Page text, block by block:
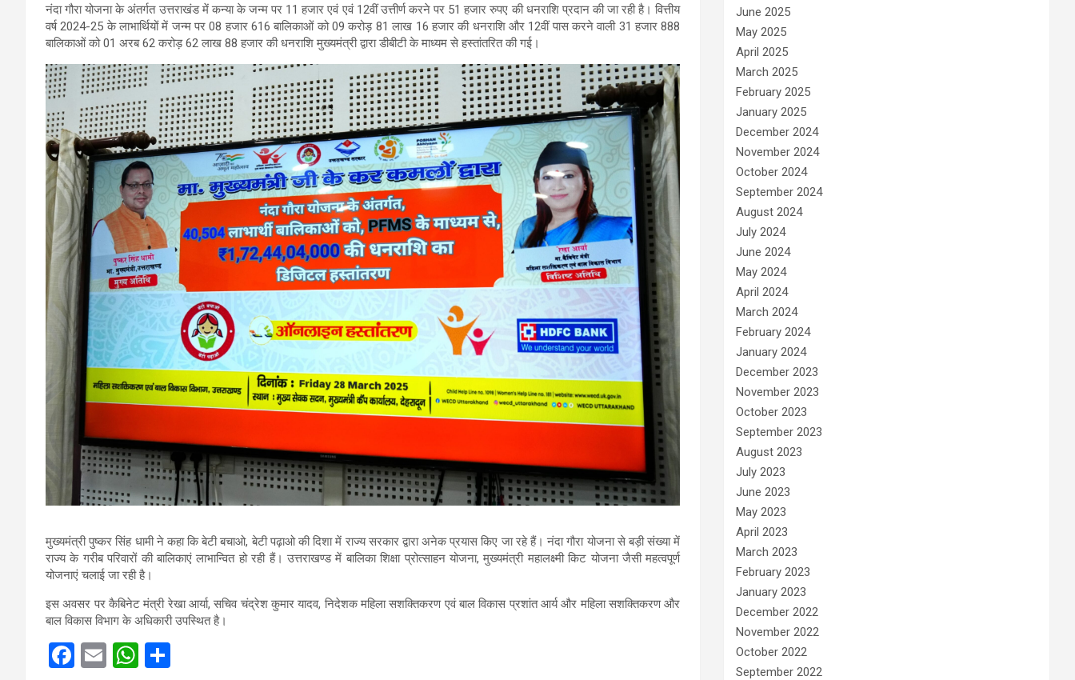
नंदा गौरा योजना के अंतर्गत उत्तराखंड में कन्या के जन्म पर 11 हजार एवं एवं 12वीं उत्तीर्ण करने पर 51 हजार रुपए की धनराशि प्रदान की जा रही है। वित्तीय
वर्ष 2024-25 के लाभार्थियों में जन्म पर 08 हजार 616 बालिकाओं को 09 करोड़ 81 लाख 16 हजार की धनराशि और 12वीं पास करने वाली 31 हजार 888
बालिकाओं को 01 अरब 62 करोड़ 62 लाख 88 हजार की धनराशि मुख्यमंत्री द्वारा डीबीटी के माध्यम से हस्तांतरित की गई।
मुख्यमंत्री पुष्कर सिंह धामी ने कहा कि बेटी बचाओ, बेटी पढ़ाओ की दिशा में राज्य सरकार द्वारा अनेक प्रयास किए जा रहे हैं। नंदा गौरा योजना से बड़ी संख्या में
राज्य के गरीब परिवारों की बालिकाएं लाभान्वित हो रही हैं। उत्तराखण्ड में बालिका शिक्षा प्रोत्साहन योजना, मुख्यमंत्री महालक्ष्मी किट योजना जैसी महत्वपूर्ण
योजनाएं चलाई जा रही है।
इस अवसर पर कैबिनेट मंत्री रेखा आर्या, सचिव चंद्रेश कुमार यादव, निदेशक महिला सशक्तिकरण एवं बाल विकास प्रशांत आर्य और महिला सशक्तिकरण और
बाल विकास विभाग के अधिकारी उपस्थित है।
F
E
W
June 2025
May 2025
April 2025
March 2025
February 2025
January 2025
December 2024
November 2024
October 2024
September 2024
August 2024
July 2024
June 2024
May 2024
April 2024
March 2024
February 2024
January 2024
December 2023
November 2023
October 2023
September 2023
August 2023
July 2023
June 2023
May 2023
April 2023
March 2023
February 2023
January 2023
December 2022
November 2022
October 2022
September 2022